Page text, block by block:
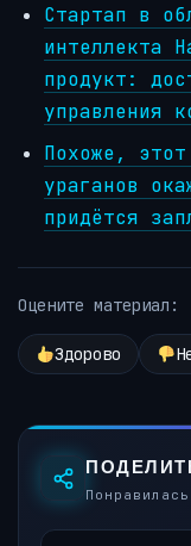
Стартап в
интеллекта
продукт:
управления
Похоже, этот
ураганов
придётся
Оцените материал:
Здорово